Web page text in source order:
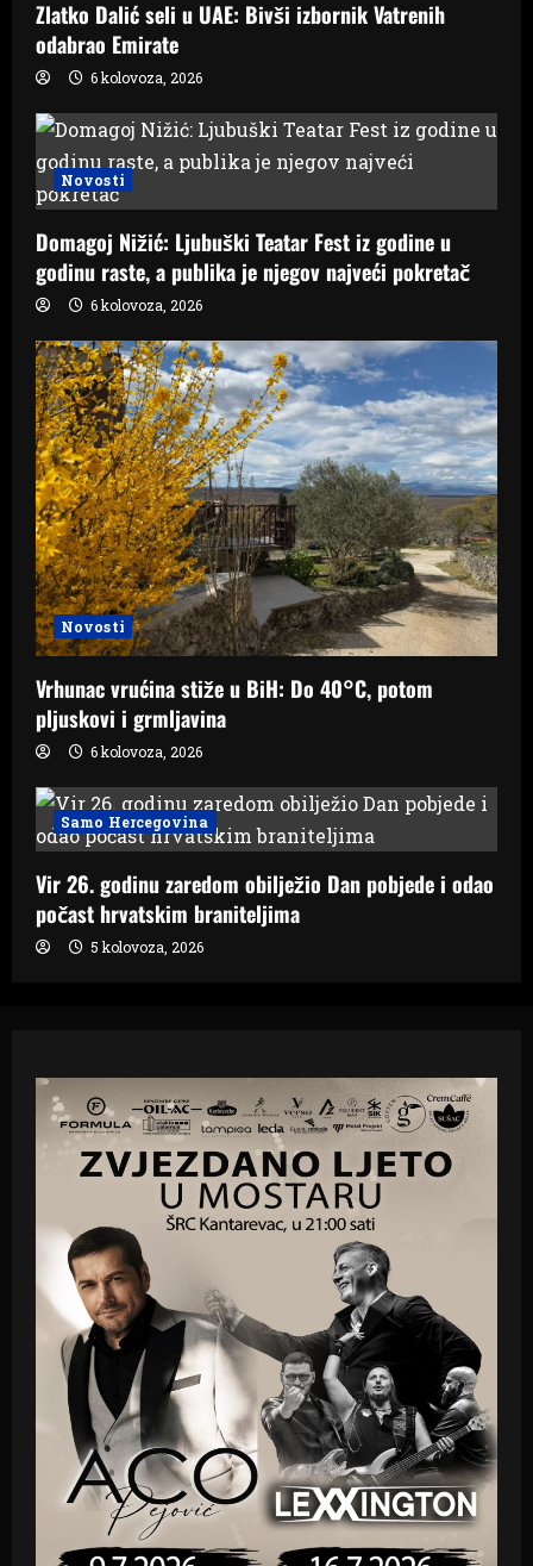
Zlatko Dalić seli u UAE: Bivši izbornik Vatrenih
odabrao Emirate
6 kolovoza, 2026
Novosti
Domagoj Nižić: Ljubuški Teatar Fest iz godine u
godinu raste, a publika je njegov najveći pokretač
6 kolovoza, 2026
Novosti
Vrhunac vrućina stiže u BiH: Do 40°C, potom
pljuskovi i grmljavina
6 kolovoza, 2026
Samo Hercegovina
Vir 26. godinu zaredom obilježio Dan pobjede i odao
počast hrvatskim braniteljima
5 kolovoza, 2026